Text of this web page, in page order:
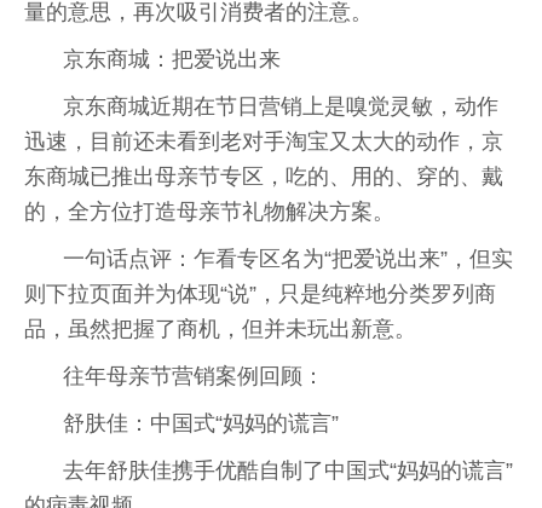
量的意思，再次吸引消费者的注意。
京东商城：把爱说出来
京东商城近期在节日营销上是嗅觉灵敏，动作
迅速，目前还未看到老对手淘宝又太大的动作，京
东商城已推出母亲节专区，吃的、用的、穿的、戴
的，全方位打造母亲节礼物解决方案。
一句话点评：乍看专区名为“把爱说出来”，但实
则下拉页面并为体现“说”，只是纯粹地分类罗列商
品，虽然把握了商机，但并未玩出新意。
往年母亲节营销案例回顾：
舒肤佳：中国式“妈妈的谎言”
去年舒肤佳携手优酷自制了中国式“妈妈的谎言”